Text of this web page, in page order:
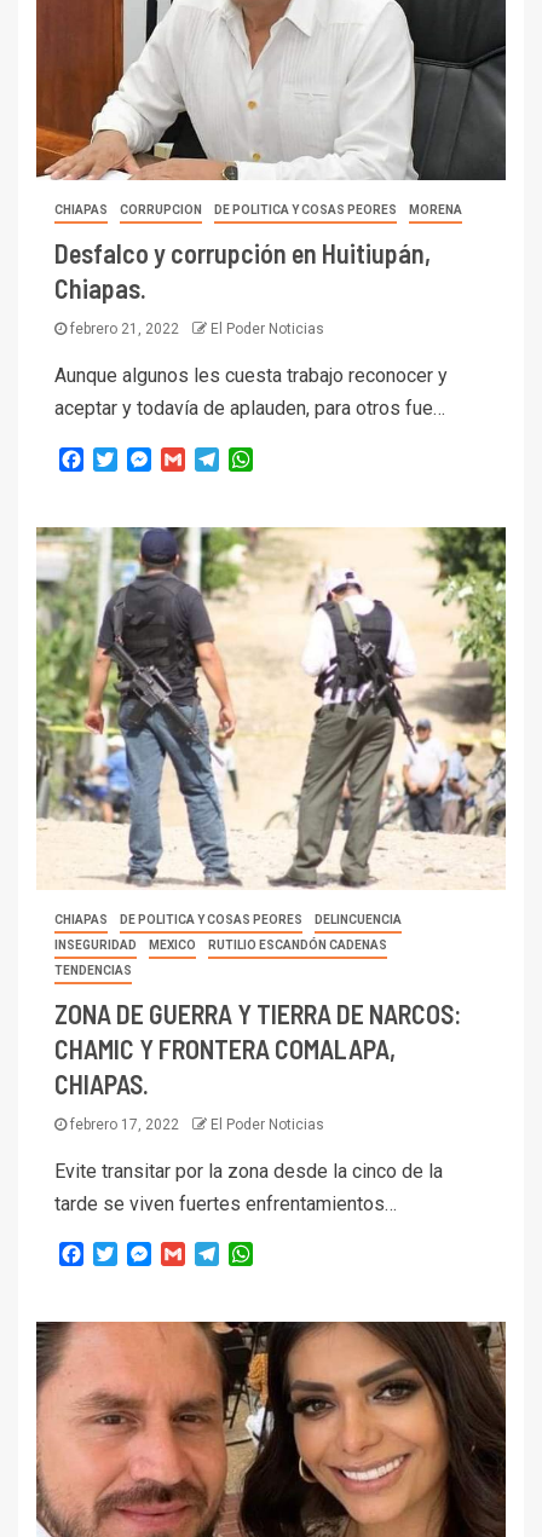
CHIAPAS CORRUPCION DE POLITICA Y COSAS PEORES MORENA
Desfalco y corrupción en Huitiupán,
Chiapas.
febrero 21, 2022 El Poder Noticias
Aunque algunos les cuesta trabajo reconocer y
aceptar y todavía de aplauden, para otros fue…
Facebook
TwitterMessenger
Gmail Telegram
CHIAPAS DE POLITICA Y COSAS PEORES
DELINCUENCIA
INSEGURIDAD
MEXICO
RUTILIO ESCANDÓN CADENAS
TENDENCIAS
ZONA DE GUERRA Y TIERRA DE NARCOS:
CHAMIC Y FRONTERA COMALAPA,
CHIAPAS.
febrero 17, 2022 El Poder Noticias
Evite transitar por la zona desde la cinco de la
tarde se viven fuertes enfrentamientos…
Facebook
TwitterMessenger
Gmail Telegram